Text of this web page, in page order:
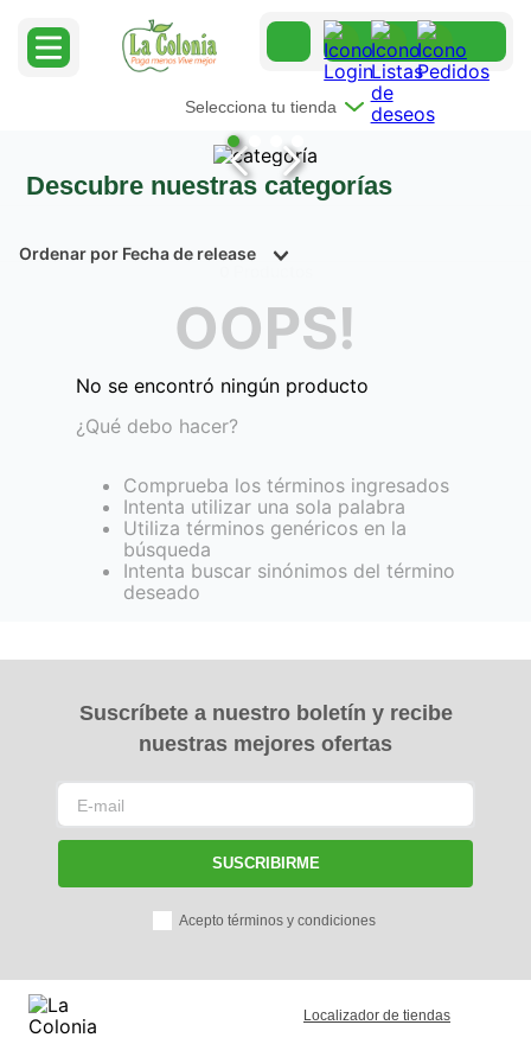
Selecciona tu tienda
Descubre nuestras categorías
Ordenar por Fecha de release
OOPS!
No se encontró ningún producto
¿Qué debo hacer?
Comprueba los términos ingresados
Intenta utilizar una sola palabra
Utiliza términos genéricos en la
búsqueda
Intenta buscar sinónimos del término
deseado
Suscríbete a nuestro boletín y recibe
nuestras mejores ofertas
SUSCRIBIRME
Acepto términos y condiciones
Localizador de tiendas